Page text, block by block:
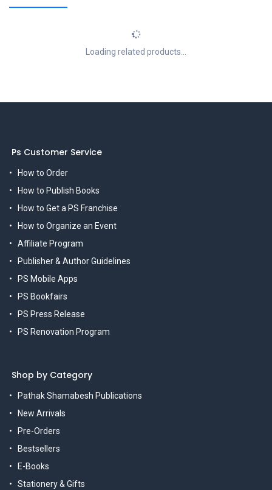
Loading related products...
Ps Customer Service
How to Order
How to Publish Books
How to Get a PS Franchise
How to Organize an Event
Affiliate Program
Publisher & Author Guidelines
PS Mobile Apps
PS Bookfairs
PS Press Release
PS Renovation Program
Shop by Category
Pathak Shamabesh Publications
New Arrivals
Pre-Orders
Bestsellers
E-Books
Stationery & Gifts